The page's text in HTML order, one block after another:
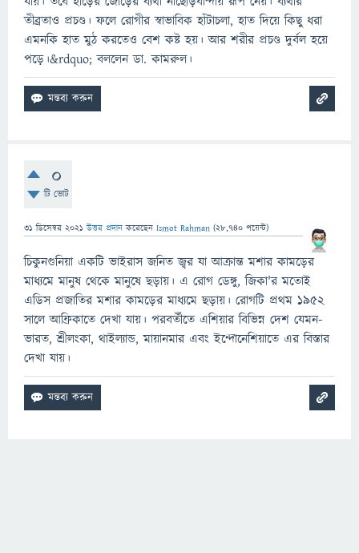
তীব্রতাও প্রচণ্ড। ফলে রোগীর স্বাভাবিক হাঁটাচলা, হাত দিয়ে কিছু ধরা
এমনকি হাত মুঠ করতেও বেশ কষ্ট হয়। আর শরীর প্রচণ্ড দুর্বল হয়ে
পড়ে।&rdquo; বললেন ডা. কামরুল।
0
টি ভোট
31 ডিসেম্বর 2021 উত্তর প্রদান করেছেন Ismot Rahman (28,740 পয়েন্ট)
চিকুনগুনিয়া একটি ভাইরাস জনিত জ্বর যা আক্রান্ত মশার কামড়ের
মাধ্যমে মানুষ থেকে মানুষে ছড়ায়। এ রোগ ডেঙ্গু, জিকা'র মতোই
এডিস প্রজাতির মশার কামড়ের মাধ্যমে ছড়ায়। রোগটি প্রথম ১৯৫২
সালে আফ্রিকাতে দেখা যায়। পরবর্তীতে এশিয়ার বিভিন্ন দেশ যেমন-
ভারত, শ্রীলংকা, থাইল্যান্ড, মায়ানমার এবং ইন্দোনেশিয়াতে এর বিস্তার
দেখা যায়।